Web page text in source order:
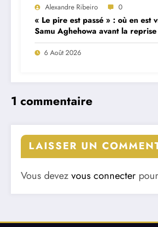
Alexandre Ribeiro 0
« Le pire est passé » : où en est
Samu Aghehowa avant la
Porto ?
6 Août 2026
1 commentaire
LAISSER UN
Vous devez vous connecter